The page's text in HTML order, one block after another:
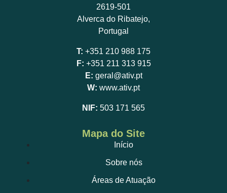
2619-501
Alverca do Ribatejo,
Portugal
T: +351 210 988 175
F: +351 211 313 915
E: geral@ativ.pt
W: www.ativ.pt
NIF: 503 171 565
Mapa do Site
Início
Sobre nós
Áreas de Atuação